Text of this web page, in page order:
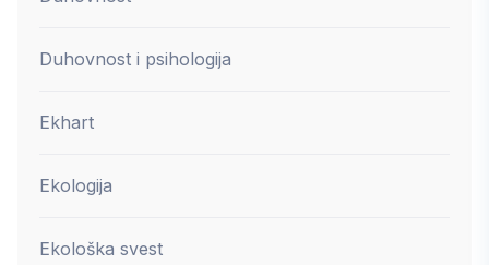
Duhovnost i psihologija
Ekhart
Ekologija
Ekološka svest